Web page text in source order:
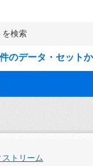
のデータ・セット
トリーム